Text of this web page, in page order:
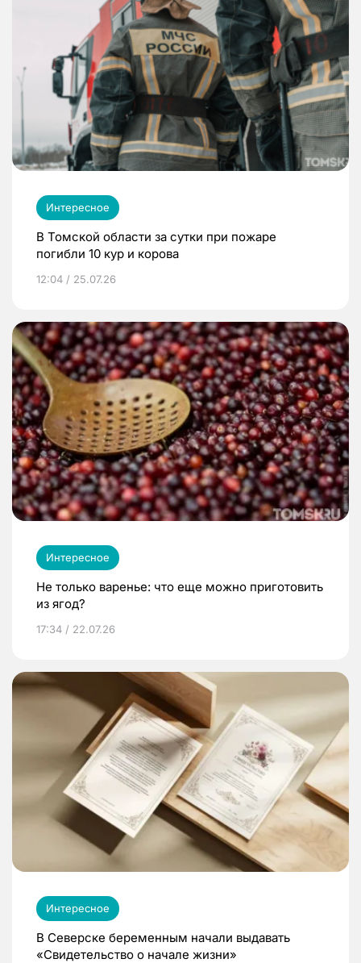
Интересное
В Томской области за сутки при пожаре
погибли 10 кур и корова
12:04 / 25.07.26
Интересное
Не только варенье: что еще можно приготовить
из ягод?
17:34 / 22.07.26
Интересное
В Северске беременным начали выдавать
«Свидетельство о начале жизни»